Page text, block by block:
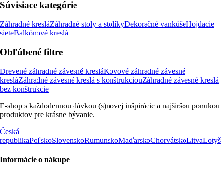
Súvisiace kategórie
Záhradné kresláZáhradné stoly a stolíkyDekoračné vankúšeHojdacie
sieteBalkónové kreslá
Obľúbené filtre
Drevené záhradné závesné kresláKovové záhradné závesné
kresláZáhradné závesné kreslá s konštrukciouZáhradné závesné kreslá
bez konštrukcie
E-shop s každodennou dávkou (s)novej inšpirácie a najširšou ponukou
produktov pre krásne bývanie.
Česká
republikaPoľskoSlovenskoRumunskoMaďarskoChorvátskoLitva
Informácie o nákupe